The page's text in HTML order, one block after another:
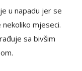
u napadu jer se
mjeseci.
sa bivšim